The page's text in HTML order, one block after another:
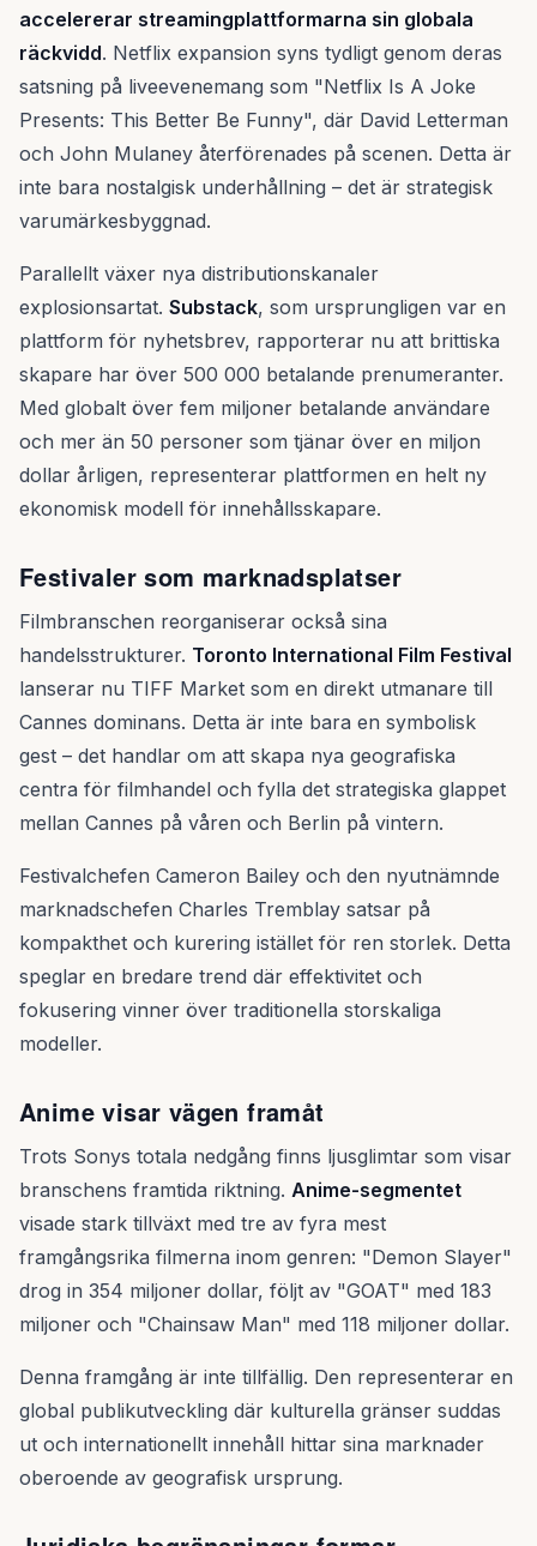
accelererar streamingplattformarna sin globala
räckvidd. Netflix expansion syns tydligt genom deras
satsning på liveevenemang som "Netflix Is A Joke
Presents: This Better Be Funny", där David Letterman
och John Mulaney återförenades på scenen. Detta är
inte bara nostalgisk underhållning – det är strategisk
varumärkesbyggnad.
Parallellt växer nya distributionskanaler
explosionsartat. Substack, som ursprungligen var en
plattform för nyhetsbrev, rapporterar nu att brittiska
skapare har över 500 000 betalande prenumeranter.
Med globalt över fem miljoner betalande användare
och mer än 50 personer som tjänar över en miljon
dollar årligen, representerar plattformen en helt ny
ekonomisk modell för innehållsskapare.
Festivaler som marknadsplatser
Filmbranschen reorganiserar också sina
handelsstrukturer. Toronto International Film Festival
lanserar nu TIFF Market som en direkt utmanare till
Cannes dominans. Detta är inte bara en symbolisk
gest – det handlar om att skapa nya geografiska
centra för filmhandel och fylla det strategiska glappet
mellan Cannes på våren och Berlin på vintern.
Festivalchefen Cameron Bailey och den nyutnämnde
marknadschefen Charles Tremblay satsar på
kompakthet och kurering istället för ren storlek. Detta
speglar en bredare trend där effektivitet och
fokusering vinner över traditionella storskaliga
modeller.
Anime visar vägen framåt
Trots Sonys totala nedgång finns ljusglimtar som visar
branschens framtida riktning. Anime-segmentet
visade stark tillväxt med tre av fyra mest
framgångsrika filmerna inom genren: "Demon Slayer"
drog in 354 miljoner dollar, följt av "GOAT" med 183
miljoner och "Chainsaw Man" med 118 miljoner dollar.
Denna framgång är inte tillfällig. Den representerar en
global publikutveckling där kulturella gränser suddas
ut och internationellt innehåll hittar sina marknader
oberoende av geografisk ursprung.